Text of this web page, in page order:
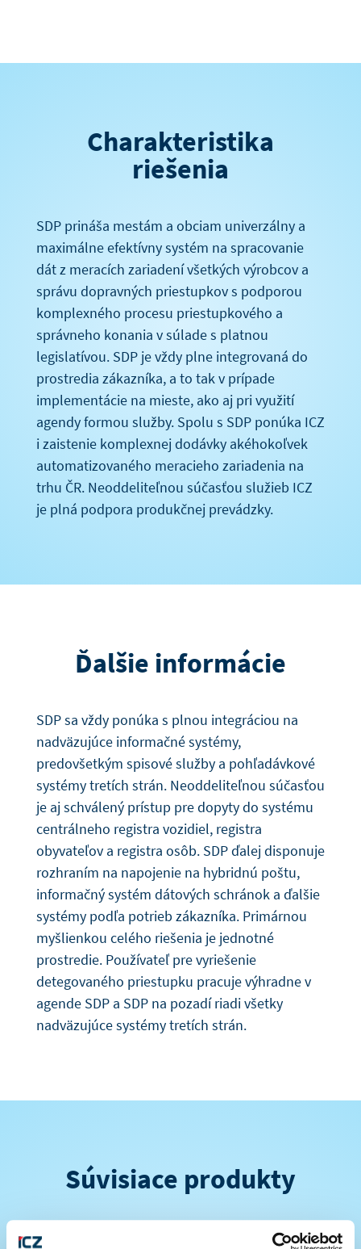
Charakteristika
riešenia
SDP prináša mestám a obciam univerzálny a
maximálne efektívny systém na spracovanie
dát z meracích zariadení všetkých výrobcov a
správu dopravných priestupkov s podporou
komplexného procesu priestupkového a
správneho konania v súlade s platnou
legislatívou. SDP je vždy plne integrovaná do
prostredia zákazníka, a to tak v prípade
implementácie na mieste, ako aj pri využití
agendy formou služby. Spolu s SDP ponúka ICZ
i zaistenie komplexnej dodávky akéhokoľvek
automatizovaného meracieho zariadenia na
trhu ČR. Neoddeliteľnou súčasťou služieb ICZ
je plná podpora produkčnej prevádzky.
Ďalšie informácie
SDP sa vždy ponúka s plnou integráciou na
nadväzujúce informačné systémy,
predovšetkým spisové služby a pohľadávkové
systémy tretích strán. Neoddeliteľnou súčasťou
je aj schválený prístup pre dopyty do systému
centrálneho registra vozidiel, registra
obyvateľov a registra osôb. SDP ďalej disponuje
rozhraním na napojenie na hybridnú poštu,
informačný systém dátových schránok a ďalšie
systémy podľa potrieb zákazníka. Primárnou
myšlienkou celého riešenia je jednotné
prostredie. Používateľ pre vyriešenie
detegovaného priestupku pracuje výhradne v
agende SDP a SDP na pozadí riadi všetky
nadväzujúce systémy tretích strán.
Súvisiace produkty